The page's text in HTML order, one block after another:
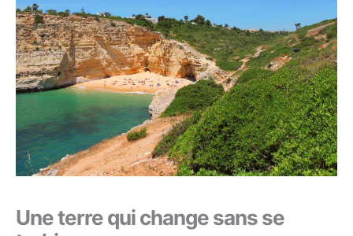
Une terre qui change sans se